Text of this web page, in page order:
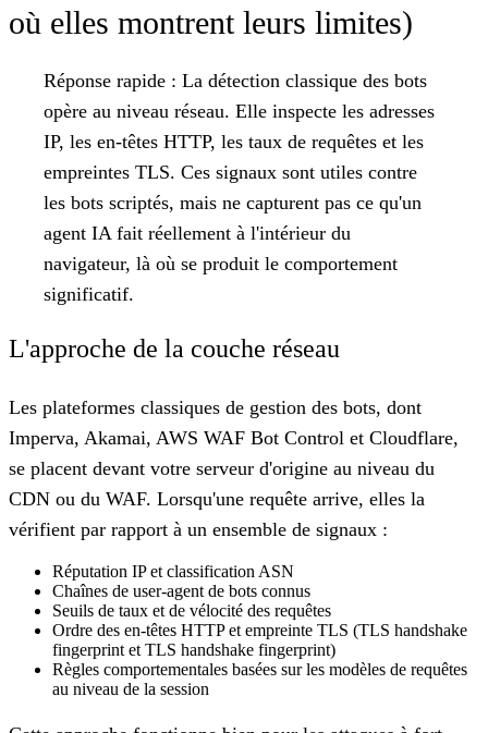
où elles montrent leurs limites)
Réponse rapide : La détection classique des bots
opère au niveau réseau. Elle inspecte les adresses
IP, les en-têtes HTTP, les taux de requêtes et les
empreintes TLS. Ces signaux sont utiles contre
les bots scriptés, mais ne capturent pas ce qu'un
agent IA fait réellement à l'intérieur du
navigateur, là où se produit le comportement
significatif.
L'approche de la couche réseau
Les plateformes classiques de gestion des bots, dont
Imperva, Akamai, AWS WAF Bot Control et Cloudflare,
se placent devant votre serveur d'origine au niveau du
CDN ou du WAF. Lorsqu'une requête arrive, elles la
vérifient par rapport à un ensemble de signaux :
Réputation IP et classification ASN
Chaînes de user-agent de bots connus
Seuils de taux et de vélocité des requêtes
Ordre des en-têtes HTTP et empreinte TLS (TLS handshake
fingerprint et TLS handshake fingerprint)
Règles comportementales basées sur les modèles de requêtes
au niveau de la session